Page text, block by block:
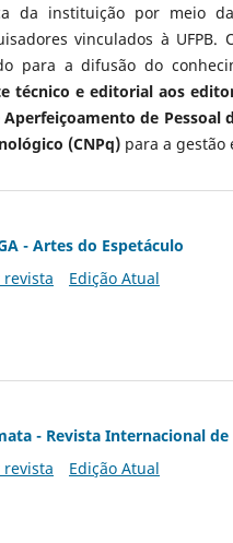
da instituição por meio
vinculados à UFPB.
para a difusão do
técnico e editorial aos
de Pessoal
(CNPq) para a gestão
- Artes do Espetáculo
revista
Edição Atual
- Revista Internacional
revista
Edição Atual